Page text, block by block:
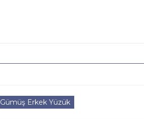
Gümüş Erkek Yüzük